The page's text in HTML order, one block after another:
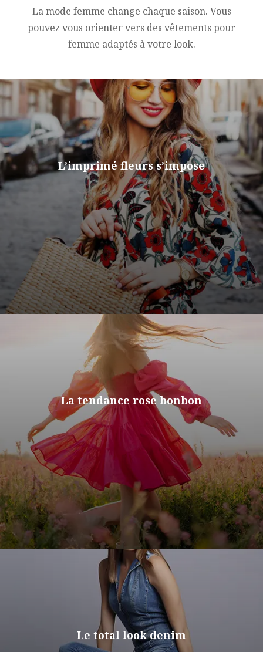
La mode femme change chaque saison. Vous
pouvez vous orienter vers des vêtements pour
femme adaptés à votre look.
L’imprimé fleurs s’impose
La tendance rose bonbon
Le total look denim